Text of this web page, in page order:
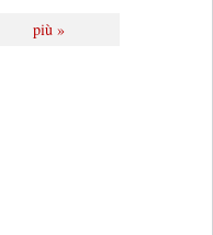
più »